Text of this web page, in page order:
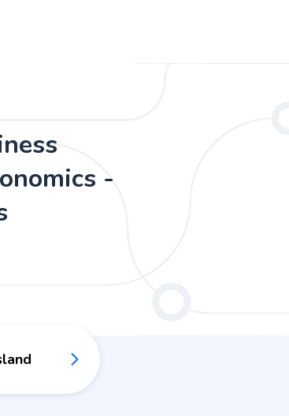
Management /
-